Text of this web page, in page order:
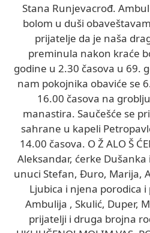
Stana Runjevacrođ.
bolom u duši
prijatelje da je naša
preminula nakon kraće
godine u 2.30 časova u 69.
nam pokojnika obaviće se
16.00 časova na
manastira. Saučešće se
sahrane u kapeli
14.00 časova. O Ž ALO Š
Aleksandar, ćerke Dušanka
unuci Stefan, Đuro, Marija,
Ljubica i njena porodica
Ambulija , Skulić, Duper,
prijatelji i druga brojna